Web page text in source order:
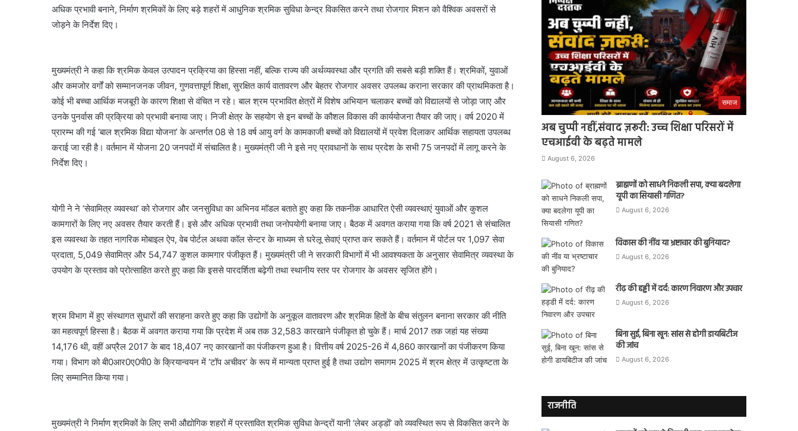
अधिक प्रभावी बनाने, निर्माण श्रमिकों के लिए बड़े शहरों में आधुनिक श्रमिक सुविधा केन्द्र विकसित करने तथा रोजगार मिशन को वैश्विक अवसरों से
जोड़ने के निर्देश दिए।
मुख्यमंत्री ने कहा कि श्रमिक केवल उत्पादन प्रक्रिया का हिस्सा नहीं, बल्कि राज्य की अर्थव्यवस्था और प्रगति की सबसे बड़ी शक्ति हैं। श्रमिकों, युवाओं
और कमजोर वर्गों को सम्मानजनक जीवन, गुणवत्तापूर्ण शिक्षा, सुरक्षित कार्य वातावरण और बेहतर रोजगार अवसर उपलब्ध कराना सरकार की प्राथमिकता है।
कोई भी बच्चा आर्थिक मजबूरी के कारण शिक्षा से वंचित न रहे। बाल श्रम प्रभावित क्षेत्रों में विशेष अभियान चलाकर बच्चों को विद्यालयों से जोड़ा जाए और
उनके पुनर्वास की प्रक्रिया को प्रभावी बनाया जाए। निजी क्षेत्र के सहयोग से इन बच्चों के कौशल विकास की कार्ययोजना तैयार की जाए। वर्ष 2020 में
प्रारम्भ की गई ‘बाल श्रमिक विद्या योजना’ के अन्तर्गत 08 से 18 वर्ष आयु वर्ग के कामकाजी बच्चों को विद्यालयों में प्रवेश दिलाकर आर्थिक सहायता उपलब्ध
कराई जा रही है। वर्तमान में योजना 20 जनपदों में संचालित है। मुख्यमंत्री जी ने इसे नए प्रावधानों के साथ प्रदेश के सभी 75 जनपदों में लागू करने के
निर्देश दिए।
योगी ने ने ‘सेवामित्र व्यवस्था’ को रोजगार और जनसुविधा का अभिनव मॉडल बताते हुए कहा कि तकनीक आधारित ऐसी व्यवस्थाएं युवाओं और कुशल
कामगारों के लिए नए अवसर तैयार करती हैं। इसे और अधिक प्रभावी तथा जनोपयोगी बनाया जाए। बैठक में अवगत कराया गया कि वर्ष 2021 से संचालित
इस व्यवस्था के तहत नागरिक मोबाइल ऐप, वेब पोर्टल अथवा कॉल सेन्टर के माध्यम से घरेलू सेवाएं प्राप्त कर सकते हैं। वर्तमान में पोर्टल पर 1,097 सेवा
प्रदाता, 5,049 सेवामित्र और 54,747 कुशल कामगार पंजीकृत हैं। मुख्यमंत्री जी ने सरकारी विभागों में भी आवश्यकता के अनुसार सेवामित्र व्यवस्था के
उपयोग के प्रस्ताव को प्रोत्साहित करते हुए कहा कि इससे पारदर्शिता बढ़ेगी तथा स्थानीय स्तर पर रोजगार के अवसर सृजित होंगे।
श्रम विभाग में हुए संस्थागत सुधारों की सराहना करते हुए कहा कि उद्योगों के अनुकूल वातावरण और श्रमिक हितों के बीच संतुलन बनाना सरकार की नीति
का महत्वपूर्ण हिस्सा है। बैठक में अवगत कराया गया कि प्रदेश में अब तक 32,583 कारखाने पंजीकृत हो चुके हैं। मार्च 2017 तक जहां यह संख्या
14,176 थी, वहीं अप्रैल 2017 के बाद 18,407 नए कारखानों का पंजीकरण हुआ है। वित्तीय वर्ष 2025-26 में 4,860 कारखानों का पंजीकरण किया
गया। विभाग को बी0आर0ए0पी0 के क्रियान्वयन में ‘टॉप अचीवर’ के रूप में मान्यता प्राप्त हुई है तथा उद्योग समागम 2025 में श्रम क्षेत्र में उत्कृष्टता के
लिए सम्मानित किया गया।
मुख्यमंत्री ने निर्माण श्रमिकों के लिए सभी औद्योगिक शहरों में प्रस्तावित श्रमिक सुविधा केन्द्रों यानी ‘लेबर अड्डों’ को व्यवस्थित रूप से विकसित करने के
समाज
अब चुप्पी नहीं,संवाद ज़रूरी: उच्च शिक्षा परिसरों में
एचआईवी के बढ़ते मामले
August 6, 2026
ब्राह्मणों को साधने निकली सपा, क्या बदलेगा
यूपी का सियासी गणित?
August 6, 2026
विकास की नींव या भ्रष्टाचार की बुनियाद?
August 6, 2026
रीढ़ की हड्डी में दर्द: कारण निवारण और उपचार
August 6, 2026
बिना सुई, बिना खून: सांस से होगी डायबिटीज
की जांच
August 6, 2026
राजनीति